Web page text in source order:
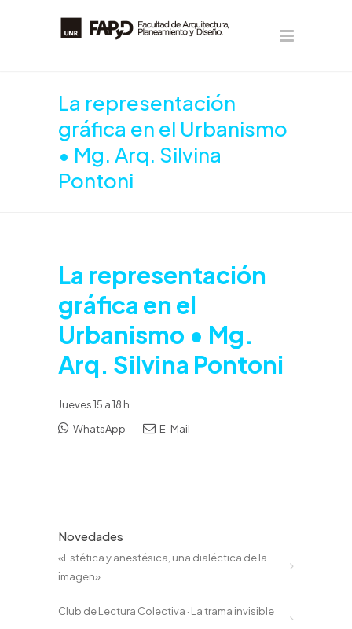
La representación
gráfica en el Urbanismo
• Mg. Arq. Silvina
Pontoni
La representación
gráfica en el
Urbanismo • Mg.
Arq. Silvina Pontoni
Jueves 15 a 18 h
WhatsApp
E-Mail
Novedades
«Estética y anestésica, una dialéctica de la
imagen»
Club de Lectura Colectiva · La trama invisible